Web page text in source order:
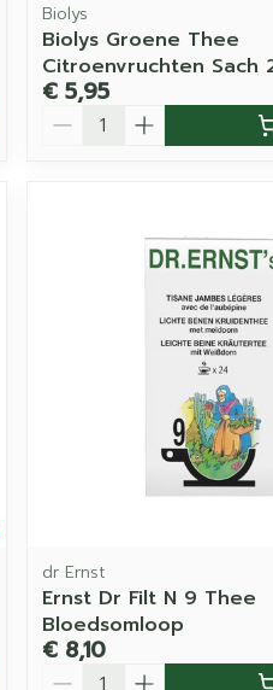
Biolys
Biolys Groene Thee
Citroenvruchten Sach
€ 5,95
Aantal
dr Ernst
Ernst Dr Filt N 9 Thee
Bloedsomloop
€ 8,10
Aantal